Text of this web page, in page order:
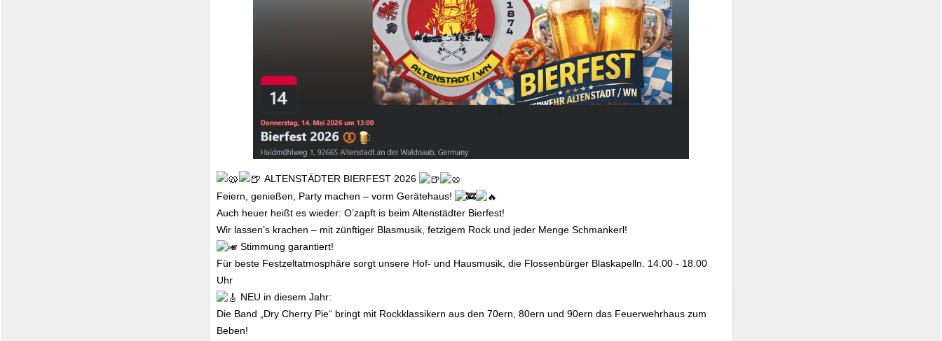
ALTENSTÄDTER BIERFEST 2026
Feiern, genießen, Party machen – vorm Gerätehaus!
Auch heuer heißt es wieder: O’zapft is beim Altenstädter Bierfest!
Wir lassen’s krachen – mit zünftiger Blasmusik, fetzigem Rock und jeder Menge Schmankerl!
Stimmung garantiert!
Für beste Festzeltatmosphäre sorgt unsere Hof- und Hausmusik, die Flossenbürger Blaskapelln. 14.00 - 18.00
Uhr
NEU in diesem Jahr:
Die Band „Dry Cherry Pie“ bringt mit Rockklassikern aus den 70ern, 80ern und 90ern das Feuerwehrhaus zum
Beben!